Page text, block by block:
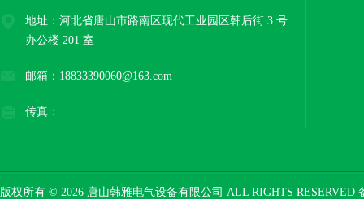
地址：河北省唐山市路南区现代工业园区韩后街 3 号
办公楼 201 室
邮箱：18833390060@163.com
传真：
版权所有 © 2026 唐山韩雅电气设备有限公司 ALL RIGHTS RESERVED